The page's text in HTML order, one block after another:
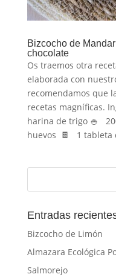
Bizcocho de
chocolate
Os traemos otra
elaborada con
recomendamos que
recetas magníficas.
harina de trigo 🍚
huevos 🍫 1 tableta
Entradas
Bizcocho de Limón
Almazara Ecológica
Salmorejo